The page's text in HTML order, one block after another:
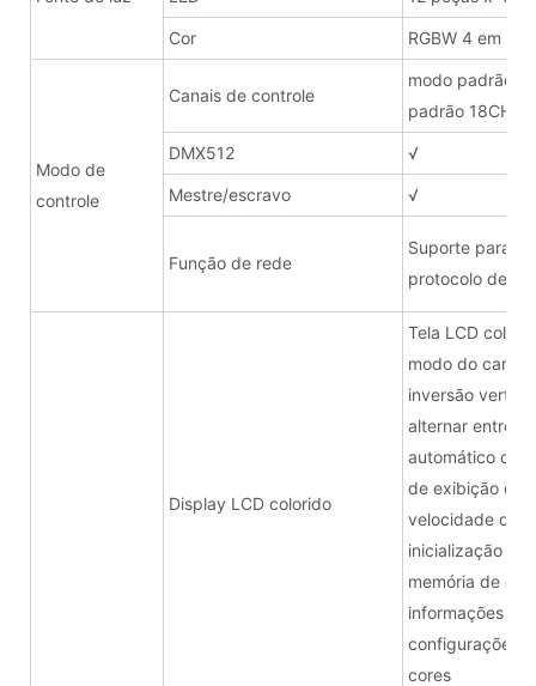
Cor RGBW 4 em 1
Modo de
controle
Canais de controle
modo padrão
padrão 18CH/
DMX512 √
Mestre/escravo √
Função de rede
Suporte para
protocolo de
Display LCD colorido
Tela LCD
modo do canal
inversão
alternar entre
automático da
de exibição do
velocidade do
inicialização e
memória de
informações da
configurações
cores